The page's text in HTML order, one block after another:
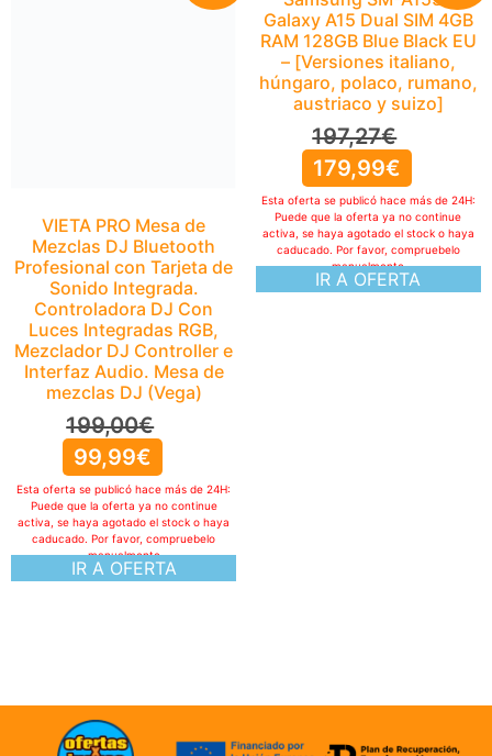
Mezclador DJ Controller e
Interfaz Audio. Mesa de
mezclas DJ (Vega)
199,00€
99,99€
IR A OFERTA
Esta oferta se publicó hace más de 24H:
Puede que la oferta ya no continue
activa, se haya agotado el stock o haya
caducado. Por favor, compruebelo
manualmente
197,27€
179,99€
IR A OFERTA
Esta oferta se publicó hace más de 24H:
Puede que la oferta ya no continue
activa, se haya agotado el stock o haya
caducado. Por favor, compruebelo
manualmente
ofertasXjuegos © TODOS LOS DERECHOS RESERVADOS